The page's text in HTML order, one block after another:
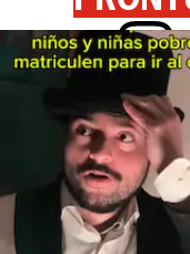
View this post on